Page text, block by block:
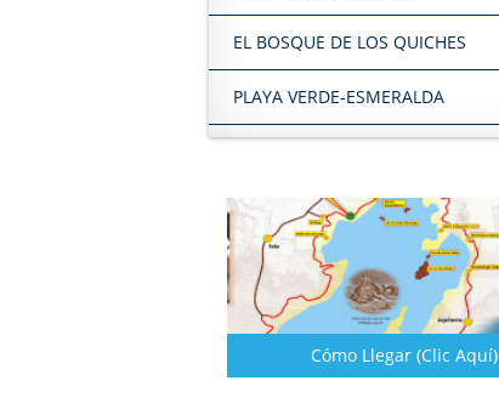
EL BOSQUE DE LOS QUICHES
PLAYA VERDE-ESMERALDA
Cómo Llegar (Clic Aquí)